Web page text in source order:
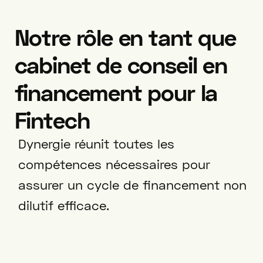
Notre rôle en tant que
cabinet de conseil en
financement pour la
Fintech
Dynergie réunit toutes les
compétences nécessaires pour
assurer un cycle de financement non
dilutif efficace.